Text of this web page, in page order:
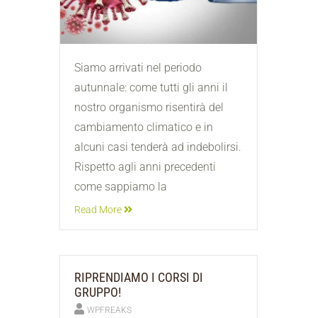
Siamo arrivati nel periodo
autunnale: come tutti gli anni il
nostro organismo risentirà del
cambiamento climatico e in
alcuni casi tenderà ad indebolirsi.
Rispetto agli anni precedenti
come sappiamo la
Read More
RIPRENDIAMO I CORSI DI
GRUPPO!
WPFREAKS